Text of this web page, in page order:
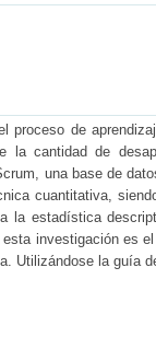
proceso de
la cantidad de
una base de
cuantitativa,
la estadística
investigación es
Utilizándose la guía